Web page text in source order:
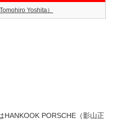
Yoshita）
PORSCHE（影山正